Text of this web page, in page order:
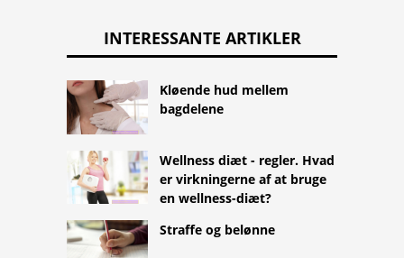
INTERESSANTE ARTIKLER
Kløende hud mellem
bagdelene
Wellness diæt - regler. Hvad
er virkningerne af at bruge
en wellness-diæt?
Straffe og belønne